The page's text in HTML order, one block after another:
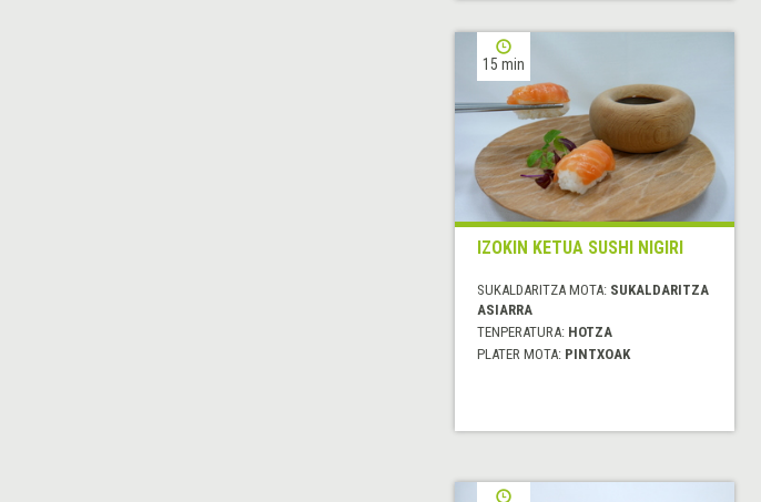
15 min
IZOKIN KETUA SUSHI NIGIRI
SUKALDARITZA MOTA: SUKALDARITZA
ASIARRA
TENPERATURA: HOTZA
PLATER MOTA: PINTXOAK